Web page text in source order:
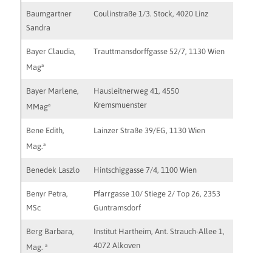
Baumgartner
Sandra
Coulinstraße 1/3. Stock, 4020 Linz
Bayer Claudia,
Maga
Trauttmansdorffgasse 52/7, 1130 Wien
Bayer Marlene,
MMaga
Hausleitnerweg 41, 4550
Kremsmuenster
Bene Edith,
Mag.a
Lainzer Straße 39/EG, 1130 Wien
Benedek Laszlo Hintschiggasse 7/4, 1100 Wien
Benyr Petra,
MSc
Pfarrgasse 10/ Stiege 2/ Top 26, 2353
Guntramsdorf
Berg Barbara,
Mag. a
Institut Hartheim, Ant. Strauch-Allee 1,
4072 Alkoven